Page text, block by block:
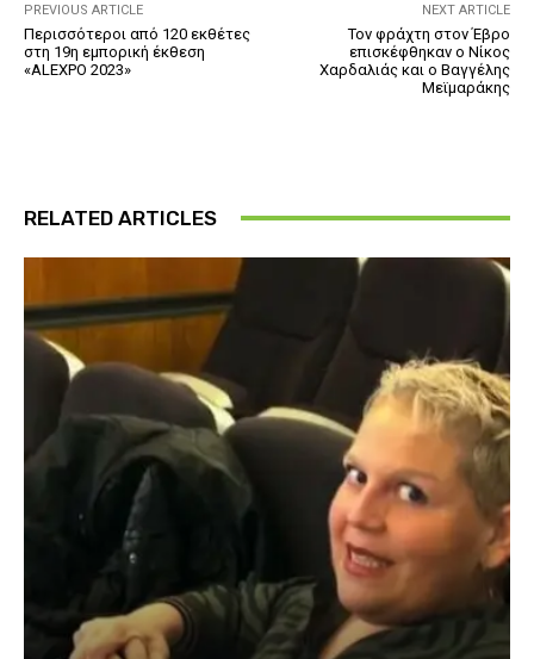
PREVIOUS ARTICLE
Περισσότεροι από 120 εκθέτες
στη 19η εμπορική έκθεση
«ALEXPO 2023»
NEXT ARTICLE
Τον φράχτη στον Έβρο
επισκέφθηκαν ο Νίκος
Χαρδαλιάς και ο Βαγγέλης
Μεϊμαράκης
RELATED ARTICLES